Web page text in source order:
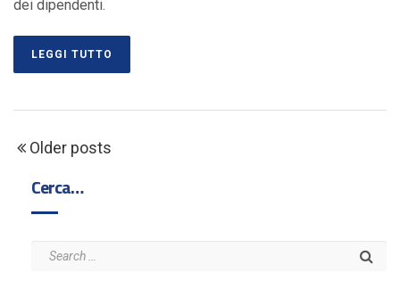
dei dipendenti.
LEGGI TUTTO
Older posts
Cerca…